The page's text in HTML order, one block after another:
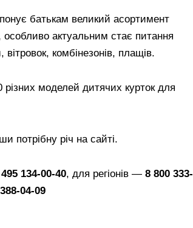
батькам великий асортимент
особливо актуальним стає питання
вітровок, комбінезонів, плащів.
моделей дитячих курток для
потрібну річ на сайті.
134-00-40, для регіонів — 8 800 333-
04-09